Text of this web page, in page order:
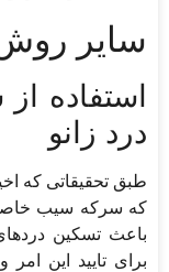
سایر روش
استفاده
درد زانو
طبق تحقیقاتی که
که سرکه سیب
باعث تسکین
برای تایید این امر